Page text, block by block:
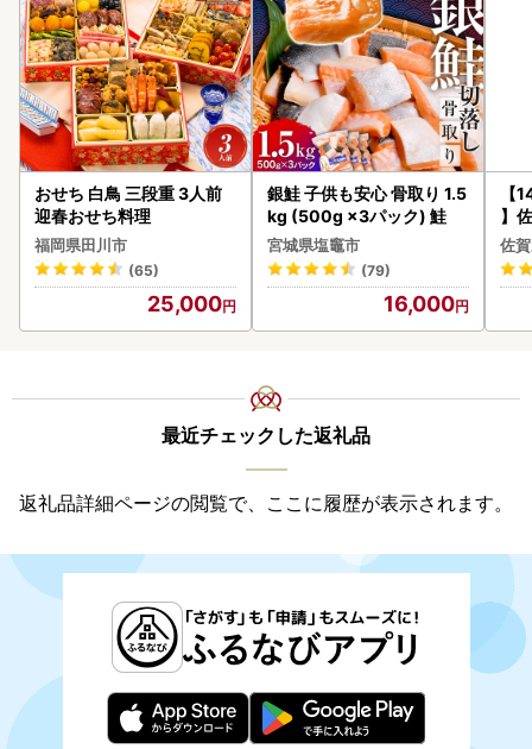
おせち 白鳥 三段重 3人前
迎春おせち料理
福岡県田川市
(65)
25,000
銀鮭 子供も安心 骨取り 1.5
kg (500g ×3パック) 鮭
宮城県塩竈市
(79)
16,000
【
】
2
佐
最近チェックした返礼品
返礼品詳細ページの閲覧で、ここに履歴が表示されます。